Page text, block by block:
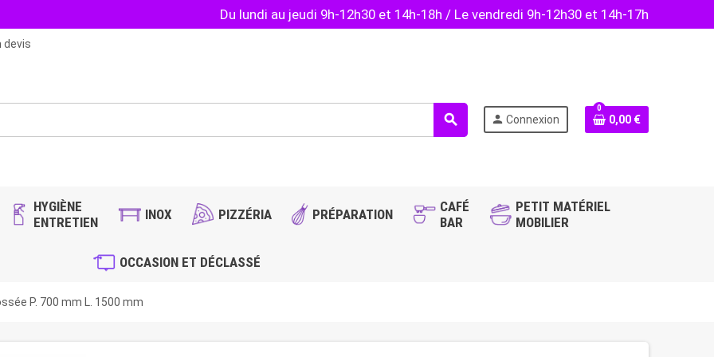
Du lundi au jeudi 9h-12h30 et 14h-18h / Le vendredi 9h-12h30 et 14h-17h
devis
search person Connexion
0
0,00 €
HYGIÈNE
ENTRETIEN
INOX PIZZÉRIA PRÉPARATION
CAFÉ
BAR
PETIT MATÉRIEL
MOBILIER
OCCASION ET DÉCLASSÉ
P. 700 mm L. 1500 mm